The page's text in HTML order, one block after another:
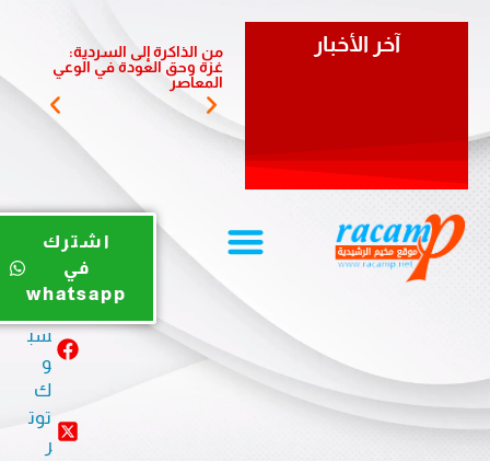
آخر الأخبار
من الذاكرة إلى السردية:
غزة وحق العودة في الوعي
المعاصر
يو
ب
سب
و
توت
ر
اشترك
في
whatsapp